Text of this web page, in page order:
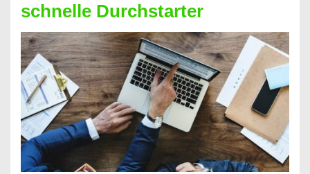
schnelle Durchstarter